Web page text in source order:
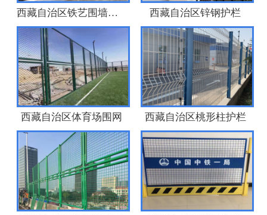
西藏自治区铁艺围墙栏杆 西藏自治区锌钢护栏
西藏自治区体育场围网 西藏自治区桃形柱护栏